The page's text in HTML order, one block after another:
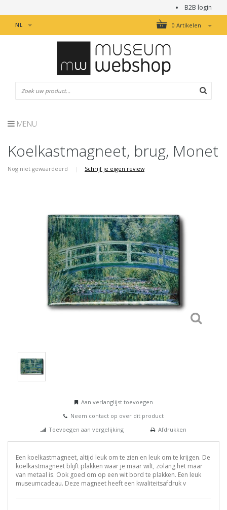
B2B login
0 Artikelen
NL
MENU
Koelkastmagneet, brug, Monet
Nog niet gewaardeerd | Schrijf je eigen review
Aan verlanglijst toevoegen
Neem contact op over dit product
Toevoegen aan vergelijking
Afdrukken
Een koelkastmagneet, altijd leuk om te zien en leuk om te krijgen. De
koelkastmagneet blijft plakken waar je maar wilt, zolang het maar
van metaal is. Ook goed om op een wit bord te plakken. Een leuk
museumcadeau. Deze magneet heeft een kwaliteitsafdruk v